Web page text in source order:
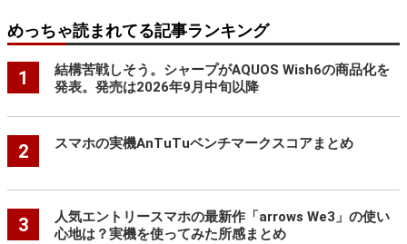
めっちゃ読まれてる記事ランキング
1
結構苦戦しそう。シャープがAQUOS Wish6の商品化を
発表。発売は2026年9月中旬以降
2 スマホの実機AnTuTuベンチマークスコアまとめ
3
人気エントリースマホの最新作「arrows We3」の使い
心地は？実機を使ってみた所感まとめ